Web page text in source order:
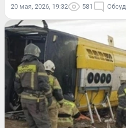
20 мая, 2026, 19:32 581